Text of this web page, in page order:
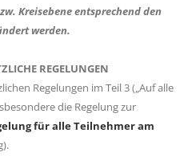
Kreisebene entsprechend den
werden.
REGELUNGEN
Regelungen im Teil 3 („Auf alle
die Regelung zur
für alle Teilnehmer am